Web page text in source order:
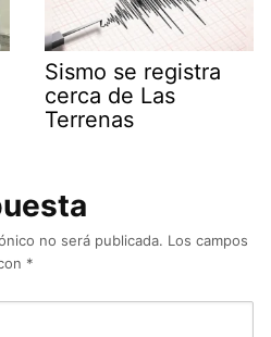
Sismo se registra
cerca de Las
Terrenas
no será publicada. Los campos
*